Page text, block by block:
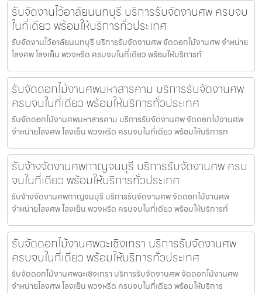
รับจัดงานไว้อาลัยนนทบุรี บริการรับจัดงานศพ ครบจบ
ในที่เดียว พร้อมให้บริการทั่วประเทศ
รับจัดงานไว้อาลัยนนทบุรี บริการรับจัดงานศพ จัดดอกไม้งานศพ จำหน่าย
โลงศพ โลงเย็น พวงหรีด ครบจบในที่เดียว พร้อมให้บริการทั่
รับจัดดอกไม้งานศพมหาสารคาม บริการรับจัดงานศพ
ครบจบในที่เดียว พร้อมให้บริการทั่วประเทศ
รับจัดดอกไม้งานศพมหาสารคาม บริการรับจัดงานศพ จัดดอกไม้งานศพ
จำหน่ายโลงศพ โลงเย็น พวงหรีด ครบจบในที่เดียว พร้อมให้บริการท
รับจ้างจัดงานศพกาญจนบุรี บริการรับจัดงานศพ ครบ
จบในที่เดียว พร้อมให้บริการทั่วประเทศ
รับจ้างจัดงานศพกาญจนบุรี บริการรับจัดงานศพ จัดดอกไม้งานศพ
จำหน่ายโลงศพ โลงเย็น พวงหรีด ครบจบในที่เดียว พร้อมให้บริการทั่
รับจัดดอกไม้งานศพฉะเชิงเทรา บริการรับจัดงานศพ
ครบจบในที่เดียว พร้อมให้บริการทั่วประเทศ
รับจัดดอกไม้งานศพฉะเชิงเทรา บริการรับจัดงานศพ จัดดอกไม้งานศพ
จำหน่ายโลงศพ โลงเย็น พวงหรีด ครบจบในที่เดียว พร้อมให้บริการ